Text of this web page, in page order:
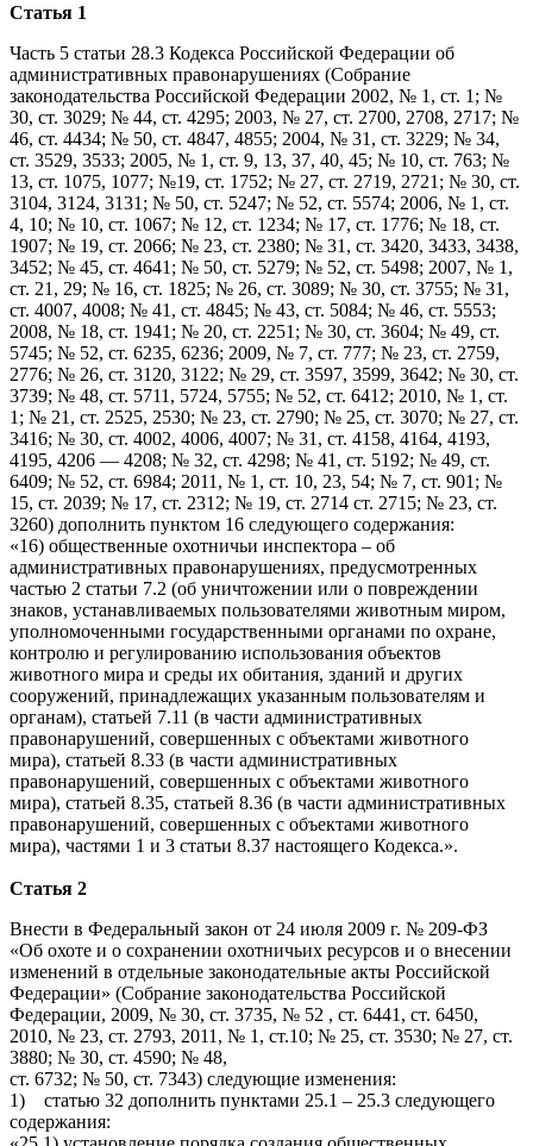
Статья 1
Часть 5 статьи 28.3 Кодекса Российской Федерации об
административных правонарушениях (Собрание
законодательства Российской Федерации 2002, № 1, ст. 1; №
30, ст. 3029; № 44, ст. 4295; 2003, № 27, ст. 2700, 2708, 2717; №
46, ст. 4434; № 50, ст. 4847, 4855; 2004, № 31, ст. 3229; № 34,
ст. 3529, 3533; 2005, № 1, ст. 9, 13, 37, 40, 45; № 10, ст. 763; №
13, ст. 1075, 1077; №19, ст. 1752; № 27, ст. 2719, 2721; № 30, ст.
3104, 3124, 3131; № 50, ст. 5247; № 52, ст. 5574; 2006, № 1, ст.
4, 10; № 10, ст. 1067; № 12, ст. 1234; № 17, ст. 1776; № 18, ст.
1907; № 19, ст. 2066; № 23, ст. 2380; № 31, ст. 3420, 3433, 3438,
3452; № 45, ст. 4641; № 50, ст. 5279; № 52, ст. 5498; 2007, № 1,
ст. 21, 29; № 16, ст. 1825; № 26, ст. 3089; № 30, ст. 3755; № 31,
ст. 4007, 4008; № 41, ст. 4845; № 43, ст. 5084; № 46, ст. 5553;
2008, № 18, ст. 1941; № 20, ст. 2251; № 30, ст. 3604; № 49, ст.
5745; № 52, ст. 6235, 6236; 2009, № 7, ст. 777; № 23, ст. 2759,
2776; № 26, ст. 3120, 3122; № 29, ст. 3597, 3599, 3642; № 30, ст.
3739; № 48, ст. 5711, 5724, 5755; № 52, ст. 6412; 2010, № 1, ст.
1; № 21, ст. 2525, 2530; № 23, ст. 2790; № 25, ст. 3070; № 27, ст.
3416; № 30, ст. 4002, 4006, 4007; № 31, ст. 4158, 4164, 4193,
4195, 4206 — 4208; № 32, ст. 4298; № 41, ст. 5192; № 49, ст.
6409; № 52, ст. 6984; 2011, № 1, ст. 10, 23, 54; № 7, ст. 901; №
15, ст. 2039; № 17, ст. 2312; № 19, ст. 2714 ст. 2715; № 23, ст.
3260) дополнить пунктом 16 следующего содержания:
«16) общественные охотничьи инспектора – об
административных правонарушениях, предусмотренных
частью 2 статьи 7.2 (об уничтожении или о повреждении
знаков, устанавливаемых пользователями животным миром,
уполномоченными государственными органами по охране,
контролю и регулированию использования объектов
животного мира и среды их обитания, зданий и других
сооружений, принадлежащих указанным пользователям и
органам), статьей 7.11 (в части административных
правонарушений, совершенных с объектами животного
мира), статьей 8.33 (в части административных
правонарушений, совершенных с объектами животного
мира), статьей 8.35, статьей 8.36 (в части административных
правонарушений, совершенных с объектами животного
мира), частями 1 и 3 статьи 8.37 настоящего Кодекса.».
Статья 2
Внести в Федеральный закон от 24 июля 2009 г. № 209-ФЗ
«Об охоте и о сохранении охотничьих ресурсов и о внесении
изменений в отдельные законодательные акты Российской
Федерации» (Собрание законодательства Российской
Федерации, 2009, № 30, ст. 3735, № 52 , ст. 6441, ст. 6450,
2010, № 23, ст. 2793, 2011, № 1, ст.10; № 25, ст. 3530; № 27, ст.
3880; № 30, ст. 4590; № 48,
ст. 6732; № 50, ст. 7343) следующие изменения:
1) статью 32 дополнить пунктами 25.1 – 25.3 следующего
содержания: